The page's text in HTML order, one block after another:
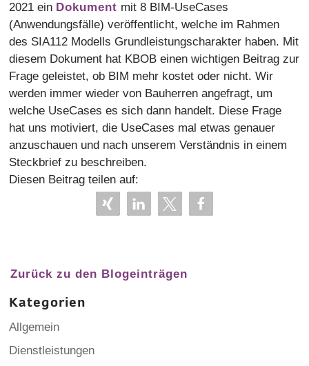
2021 ein Dokument mit 8 BIM-UseCases
(Anwendungsfälle) veröffentlicht, welche im Rahmen
des SIA112 Modells Grundleistungscharakter haben. Mit
diesem Dokument hat KBOB einen wichtigen Beitrag zur
Frage geleistet, ob BIM mehr kostet oder nicht. Wir
werden immer wieder von Bauherren angefragt, um
welche UseCases es sich dann handelt. Diese Frage
hat uns motiviert, die UseCases mal etwas genauer
anzuschauen und nach unserem Verständnis in einem
Steckbrief zu beschreiben.
Diesen Beitrag teilen auf:
Zurück zu den Blogeinträgen
Kategorien
Allgemein
Dienstleistungen